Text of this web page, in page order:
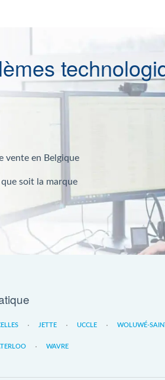
vente en Belgique
soit la marque
JETTE UCCLE WOLUWÉ-
WAVRE